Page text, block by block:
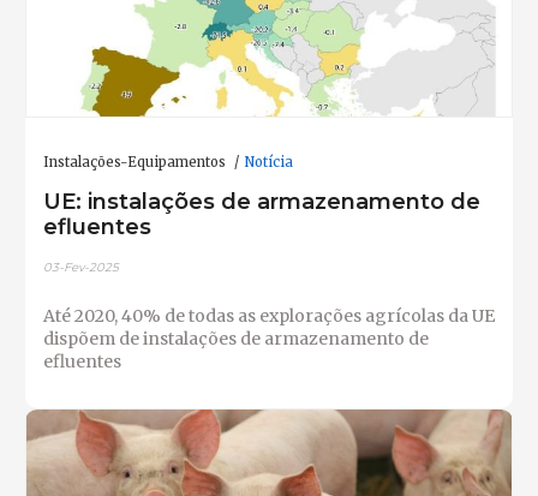
Instalações-Equipamentos Notícia
UE: instalações de armazenamento de
efluentes
03-Fev-2025
Até 2020, 40% de todas as explorações agrícolas da UE
dispõem de instalações de armazenamento de
efluentes